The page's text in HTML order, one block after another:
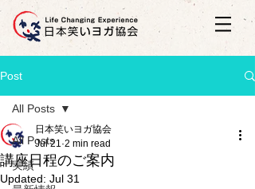
Post
All Posts
実績
All Posts
講座日程のご案内
日本笑いヨガ協会
Jul 21 2 min read
Updated: Jul 31